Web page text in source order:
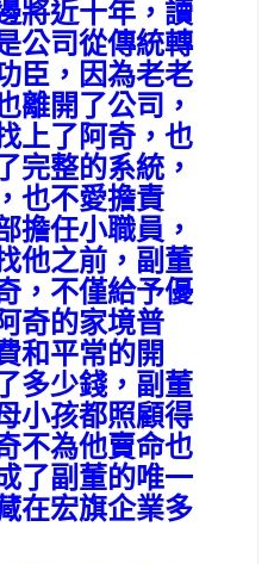
將近十年，讀
公司從傳統轉
臣，因為老老
離開了公司，
上了阿奇，也
完整的系統，
也不愛擔責
擔任小職員，
他之前，副董
，不僅給予優
奇的家境普
和平常的開
多少錢，副董
小孩都照顧得
不為他賣命也
了副董的唯一
在宏旗企業多